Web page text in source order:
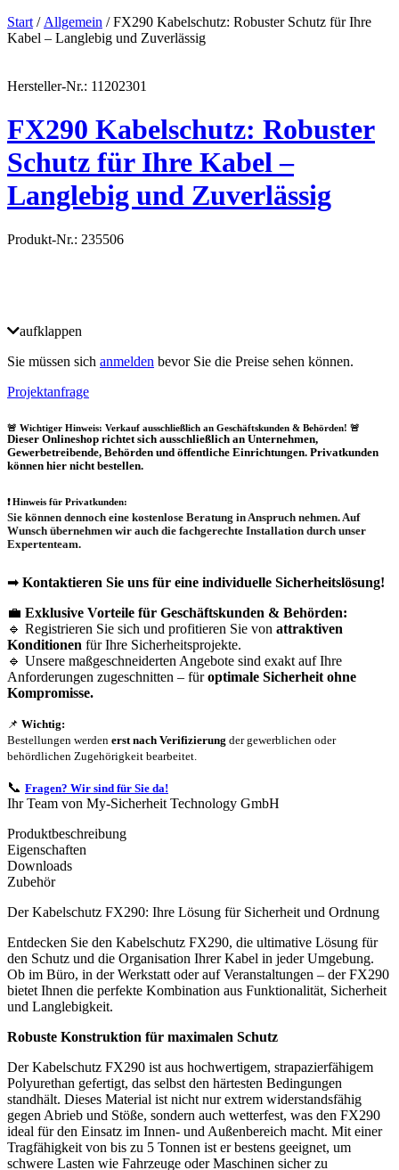
Start / Allgemein / FX290 Kabelschutz: Robuster Schutz für Ihre
Kabel – Langlebig und Zuverlässig
Hersteller-Nr.: 11202301
FX290 Kabelschutz: Robuster
Schutz für Ihre Kabel –
Langlebig und Zuverlässig
Produkt-Nr.: 235506
aufklappen
Sie müssen sich anmelden bevor Sie die Preise sehen können.
Projektanfrage
🚨 Wichtiger Hinweis: Verkauf ausschließlich an Geschäftskunden & Behörden! 🚨
Dieser Onlineshop richtet sich ausschließlich an Unternehmen,
Gewerbetreibende, Behörden und öffentliche Einrichtungen. Privatkunden
können hier nicht bestellen.
❗Hinweis für Privatkunden:
Sie können dennoch eine kostenlose Beratung in Anspruch nehmen. Auf
Wunsch übernehmen wir auch die fachgerechte Installation durch unser
Expertenteam.
➡ Kontaktieren Sie uns für eine individuelle Sicherheitslösung!
💼 Exklusive Vorteile für Geschäftskunden & Behörden:
🔹 Registrieren Sie sich und profitieren Sie von attraktiven
Konditionen für Ihre Sicherheitsprojekte.
🔹 Unsere maßgeschneiderten Angebote sind exakt auf Ihre
Anforderungen zugeschnitten – füroptimale Sicherheit ohne
Kompromisse.
📌 Wichtig:
Bestellungen werden erst nach Verifizierung der gewerblichen oder
behördlichen Zugehörigkeit bearbeitet.
📞 Fragen? Wir sind für Sie da!
Ihr Team von My-Sicherheit Technology GmbH
Produktbeschreibung
Eigenschaften
Downloads
Zubehör
Der Kabelschutz FX290: Ihre Lösung für Sicherheit und Ordnung
Entdecken Sie den Kabelschutz FX290, die ultimative Lösung für
den Schutz und die Organisation Ihrer Kabel in jeder Umgebung.
Ob im Büro, in der Werkstatt oder auf Veranstaltungen – der FX290
bietet Ihnen die perfekte Kombination aus Funktionalität, Sicherheit
und Langlebigkeit.
Robuste Konstruktion für maximalen Schutz
Der Kabelschutz FX290 ist aus hochwertigem, strapazierfähigem
Polyurethan gefertigt, das selbst den härtesten Bedingungen
standhält. Dieses Material ist nicht nur extrem widerstandsfähig
gegen Abrieb und Stöße, sondern auch wetterfest, was den FX290
ideal für den Einsatz im Innen- und Außenbereich macht. Mit einer
Tragfähigkeit von bis zu 5 Tonnen ist er bestens geeignet, um
schwere Lasten wie Fahrzeuge oder Maschinen sicher zu